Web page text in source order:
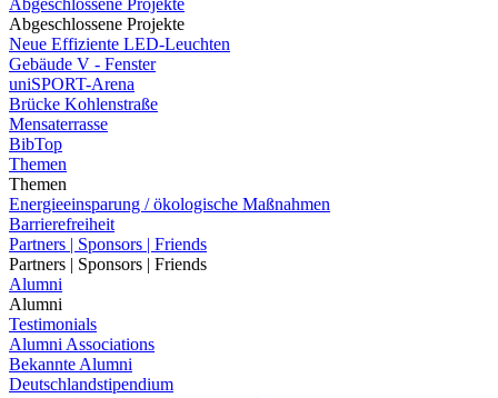
Abgeschlossene Projekte
Abgeschlossene Projekte
Neue Effiziente LED-Leuchten
Gebäude V - Fenster
uniSPORT-Arena
Brücke Kohlenstraße
Mensaterrasse
BibTop
Themen
Themen
Energieeinsparung / ökologische Maßnahmen
Barrierefreiheit
Partners | Sponsors | Friends
Partners | Sponsors | Friends
Alumni
Alumni
Testimonials
Alumni Associations
Bekannte Alumni
Deutschlandstipendium